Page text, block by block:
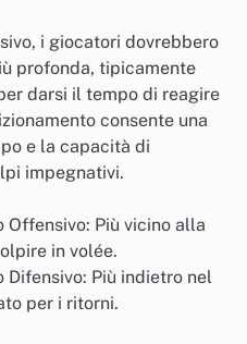
i giocatori dovrebbero
profonda, tipicamente
darsi il tempo di reagire
consente una
e la capacità di
impegnativi.
Offensivo: Più vicino alla
in volée.
Difensivo: Più indietro nel
per i ritorni.